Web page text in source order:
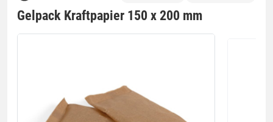
Gelpack Kraftpapier 150 x 200 mm